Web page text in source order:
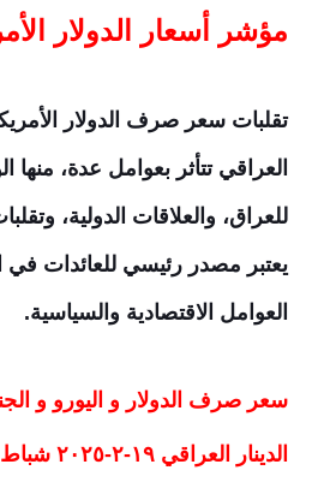
مؤشر أسعار الدولار
تقلبات سعر صرف الدولار
العراقي تتأثر بعوامل عدة، منها
للعراق، والعلاقات الدولية،
يعتبر مصدر رئيسي للعائدات في
العوامل الاقتصادية والسياسية.
سعر صرف الدولار و اليورو و
الدينار العراقي ١٩-٢-٢٠٢٥ شباط